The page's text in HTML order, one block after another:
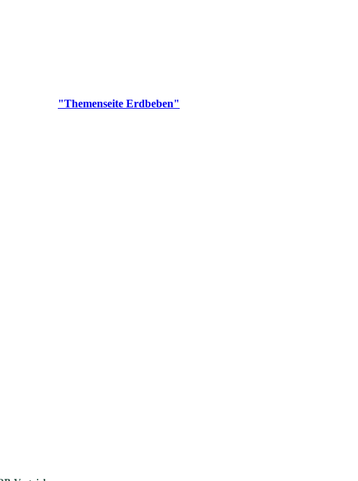
"Themenseite Erdbeben"